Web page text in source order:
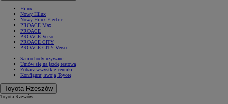
Hilux
Nowy Hilux
Nowy Hilux Electric
PROACE Max
PROACE
PROACE Verso
PROACE CITY
PROACE CITY Verso
Samochody używane
Umów się na jazdę testową
Zobacz wszystkie cenniki
Konfiguruj swoją Toyotę
Toyota Rzeszów
Toyota Rzeszów